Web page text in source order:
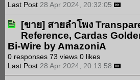
Last Post 28 Apr 2024, 20:32:05
[ขาย] สายลำโพง
Reference, Cardas
Bi-Wire by AmazoniA
0 responses 73 views 0 likes
Last Post 28 Apr 2024, 20:13:58